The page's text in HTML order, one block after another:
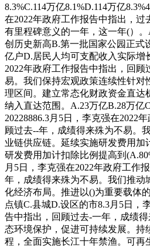
8.3%C.114万亿8.1%D.114万亿
在2022年政府⼯作报告中指出，
有⾥程碑意义的⼀年，这⼀年(）。
创历史新⾼B.第⼀批国家公园正式
亿户D.居⺠⼈均可⽀配收⼊实际增
2022年政府⼯作报告中指出，回
易。我们保持宏观政策连续性针对
理区间。建⽴常态化财政资⾦直达
纳⼊直达范围。A.23万亿B.28万亿
20228886.3⽉5⽇，李克强在2022
顾过去--年，成绩得来殊为不易。
业链供应链。延续实施研发费⽤加
研发费⽤加计扣除⽐例提⾼到
⽉5⽇，李克强在2022年政府⼯作
年，成绩得来殊为不易。我们推动
化经济布局。推进以()为重要载体
点镇C.县城D.设区的市8.3⽉5⽇，
告中指出，回顾过去-⼀年，成绩
态环境保护，促进可持续发展。持
程，全⾯实施⻓江⼗年禁渔。可再